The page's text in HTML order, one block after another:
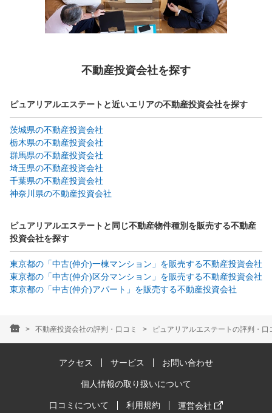
不動産投資会社を探す
ピュアリアルエステートと近いエリアの不動産投資会社を探す
茨城県の不動産投資会社
栃木県の不動産投資会社
群馬県の不動産投資会社
埼玉県の不動産投資会社
千葉県の不動産投資会社
神奈川県の不動産投資会社
ピュアリアルエステートと同じ不動産物件種別を販売する不動産
投資会社を探す
東京都の「中古(仲介)一棟マンション」を販売する不動産投資会社
東京都の「中古(仲介)区分マンション」を販売する不動産投資会社
東京都の「中古(仲介)アパート」を販売する不動産投資会社
不動産投資会社の評判・口コミ ピュアリアルエステートの評判・口
アクセス サービス お問い合わせ
個人情報の取り扱いについて
口コミについて 利用規約 運営会社